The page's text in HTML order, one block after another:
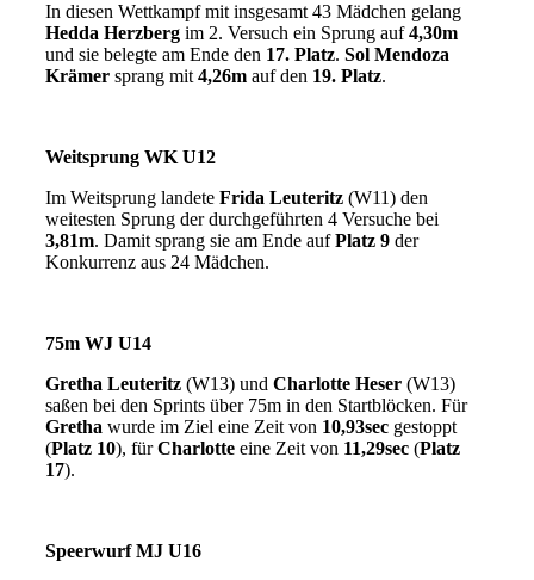
In diesen Wettkampf mit insgesamt 43 Mädchen gelang
Hedda Herzbergim 2. Versuch ein Sprung auf4,30m
und sie belegte am Ende den 17. Platz. Sol Mendoza
Krämersprang mit 4,26mauf den 19. Platz.
Weitsprung WK U12
Im Weitsprung landete Frida Leuteritz(W11) den
weitesten Sprung der durchgeführten 4 Versuche bei
3,81m. Damit sprang sie am Ende aufPlatz 9der
Konkurrenz aus 24 Mädchen.
75m WJ U14
Gretha Leuteritz(W13) und Charlotte Heser(W13)
saßen bei den Sprints über 75m in den Startblöcken. Für
Gretha wurde im Ziel eine Zeit von 10,93secgestoppt
(Platz 10), fürCharlotteeine Zeit von 11,29sec(Platz
17).
Speerwurf MJ U16